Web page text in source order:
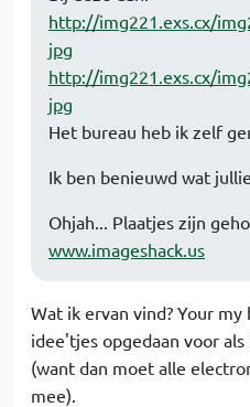
http://img221.exs.cx/
jpg
http://img221.exs.cx/
jpg
Het bureau heb ik zelf
Ik ben benieuwd wat
Ohjah... Plaatjes zijn
www.imageshack.us
Wat ik ervan vind? Your my
idee'tjes opgedaan voor
(want dan moet alle
mee).